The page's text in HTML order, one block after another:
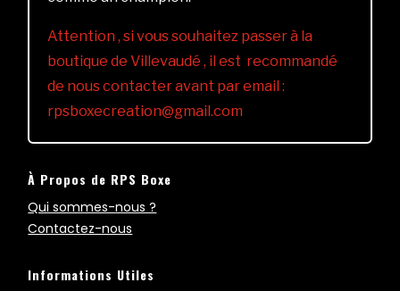
Attention , si vous souhaitez passer à la
boutique de Villevaudé , il est recommandé
de nous contacter avant par email :
rpsboxecreation@gmail.com
À Propos de RPS Boxe
Qui sommes-nous ?
Contactez-nous
Informations Utiles